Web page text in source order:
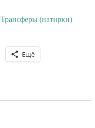
Трансферы (натирки)
Ещё